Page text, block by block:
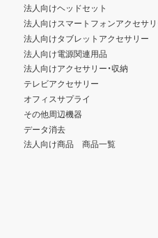
法人向けヘッドセット
法人向けスマートフォンアクセサ
法人向けタブレットアクセサリー
法人向け電源関連用品
法人向けアクセサリー・収納
テレビアクセサリー
オフィスサプライ
その他周辺機器
データ消去
法人向け商品 商品一覧